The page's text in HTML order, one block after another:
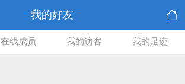
我的好友
在线成员 我的访客 我的足迹